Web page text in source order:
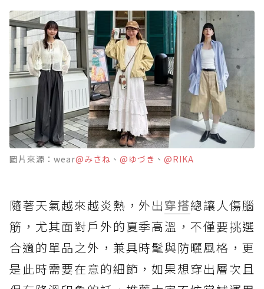
圖片來源：wear@みさね 、 @ゆづき 、 @RIKA
隨著天氣越來越炎熱，外出穿搭總讓人傷腦
筋，尤其面對戶外的夏季高溫，不僅要挑選
合適的單品之外，兼具時髦與防曬風格，更
是此時需要在意的細節，如果想穿出層次且